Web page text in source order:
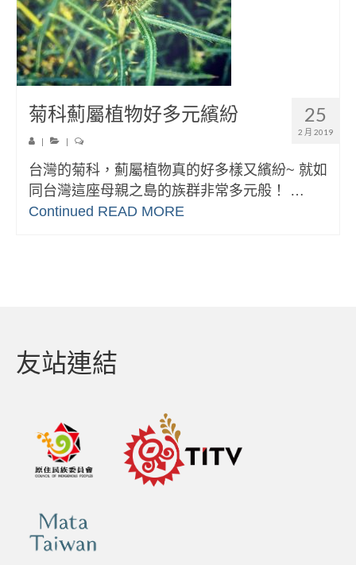
25
2 月 2019
菊科薊屬植物好多元繽紛
台灣的菊科，薊屬植物真的好多樣又繽紛~ 就如
同台灣這座母親之島的族群非常多元般！ …
Continued READ MORE
友站連結